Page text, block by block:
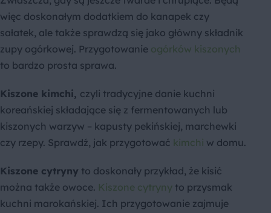
więc doskonałym dodatkiem do kanapek czy
sałatek, ale także sprawdzą się jako główny składnik
zupy ogórkowej. Przygotowanie ogórków kiszonych
to bardzo prosta sprawa.
Kiszone kimchi, czyli tradycyjne danie kuchni
koreańskiej składające się z fermentowanych lub
kiszonych warzyw – kapusty pekińskiej, marchewki
czy rzepy. Sprawdź, jak przygotować kimchi w domu.
Kiszone cytryny to doskonały przykład, że kisić
można także owoce. Kiszone cytryny to przysmak
kuchni marokańskiej. Ich przygotowanie zajmuje